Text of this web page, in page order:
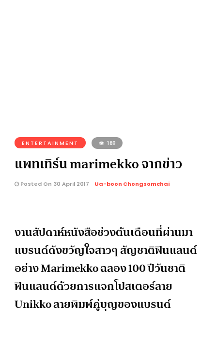
ENTERTAINMENT 189
แพทเทิร์น marimekko จากข่าว
Posted On 30 April 2017 Ua-boon Chongsomchai
งานสัปดาห์หนังสือช่วงต้นเดือนที่ผ่านมา
แบรนด์ดังขวัญใจสาวๆ สัญชาติฟินแลนด์
อย่าง Marimekko ฉลอง 100 ปีวันชาติ
ฟินแลนด์ด้วยการแจกโปสเตอร์ลาย
Unikko ลายพิมพ์คู่บุญของแบรนด์